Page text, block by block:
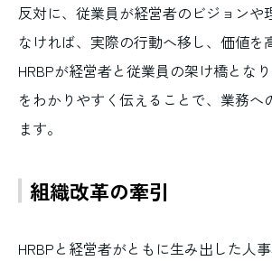
反対に、従業員が経営者のビジョンや
なければ、実際の行動へ移し、価値を
HRBPが経営者と従業員の架け橋とな
をわかりやすく伝えることで、業務へ
ます。
組織改革の牽引
HRBPと経営者がともに生み出した人